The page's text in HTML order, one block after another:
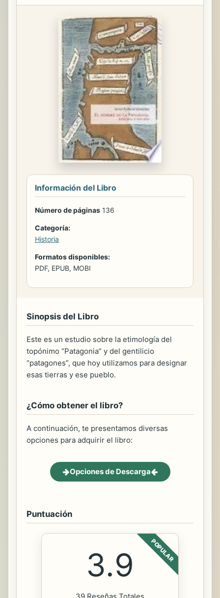
Información del Libro
Número de páginas 136
Categoría:
Historia
Formatos disponibles:
PDF, EPUB, MOBI
Sinopsis del Libro
Este es un estudio sobre la etimología del
topónimo “Patagonia” y del gentilicio
“patagones”, que hoy utilizamos para designar
esas tierras y ese pueblo.
¿Cómo obtener el libro?
A continuación, te presentamos diversas
opciones para adquirir el libro:
Opciones de Descarga
Puntuación
POPULAR
3.9